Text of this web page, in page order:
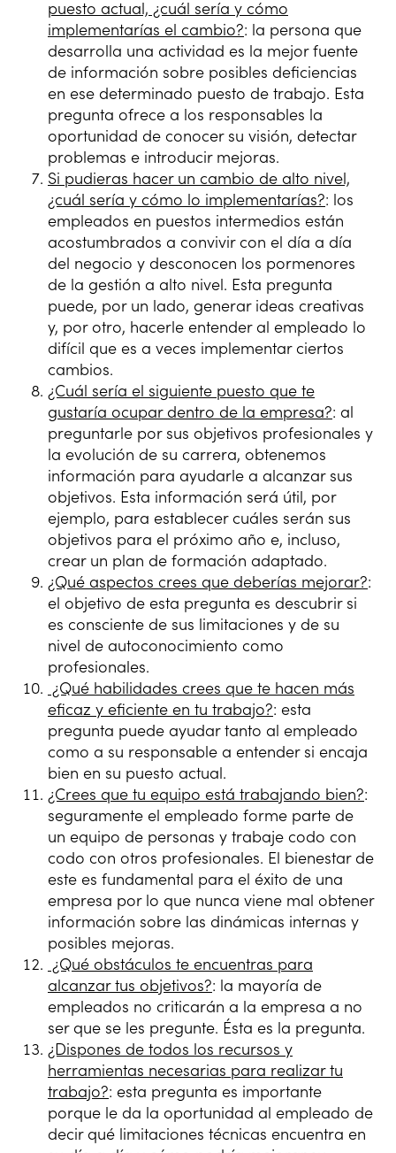
puesto actual, ¿cuál sería y cómo
implementarías el cambio?: la persona que
desarrolla una actividad es la mejor fuente
de información sobre posibles deficiencias
en ese determinado puesto de trabajo. Esta
pregunta ofrece a los responsables la
oportunidad de conocer su visión, detectar
problemas e introducir mejoras.
Si pudieras hacer un cambio de alto nivel,
¿cuál sería y cómo lo implementarías?: los
empleados en puestos intermedios están
acostumbrados a convivir con el día a día
del negocio y desconocen los pormenores
de la gestión a alto nivel. Esta pregunta
puede, por un lado, generar ideas creativas
y, por otro, hacerle entender al empleado lo
difícil que es a veces implementar ciertos
cambios.
¿Cuál sería el siguiente puesto que te
gustaría ocupar dentro de la empresa?: al
preguntarle por sus objetivos profesionales y
la evolución de su carrera, obtenemos
información para ayudarle a alcanzar sus
objetivos. Esta información será útil, por
ejemplo, para establecer cuáles serán sus
objetivos para el próximo año e, incluso,
crear un plan de formación adaptado.
¿Qué aspectos crees que deberías mejorar?:
el objetivo de esta pregunta es descubrir si
es consciente de sus limitaciones y de su
nivel de autoconocimiento como
profesionales.
¿Qué habilidades crees que te hacen más
eficaz y eficiente en tu trabajo?: esta
pregunta puede ayudar tanto al empleado
como a su responsable a entender si encaja
bien en su puesto actual.
¿Crees que tu equipo está trabajando bien?:
seguramente el empleado forme parte de
un equipo de personas y trabaje codo con
codo con otros profesionales. El bienestar de
este es fundamental para el éxito de una
empresa por lo que nunca viene mal obtener
información sobre las dinámicas internas y
posibles mejoras.
¿Qué obstáculos te encuentras para
alcanzar tus objetivos?: la mayoría de
empleados no criticarán a la empresa a no
ser que se les pregunte. Ésta es la pregunta.
¿Dispones de todos los recursos y
herramientas necesarias para realizar tu
trabajo?: esta pregunta es importante
porque le da la oportunidad al empleado de
decir qué limitaciones técnicas encuentra en